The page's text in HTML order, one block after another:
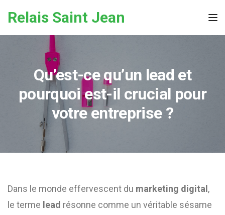
Relais Saint Jean
Qu’est-ce qu’un lead et
pourquoi est-il crucial pour
votre entreprise ?
Dans le monde effervescent du marketing digital ,
le terme lead résonne comme un véritable sésame